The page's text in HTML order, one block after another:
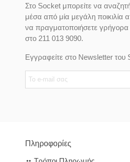
Στο Socket μπορείτε να
μέσα από μία μεγάλη ποικιλία
να πραγματοποιήσετε γρήγορα
στο 211 013 9090.
Εγγραφείτε στο Newsletter του
Πληροφορίες